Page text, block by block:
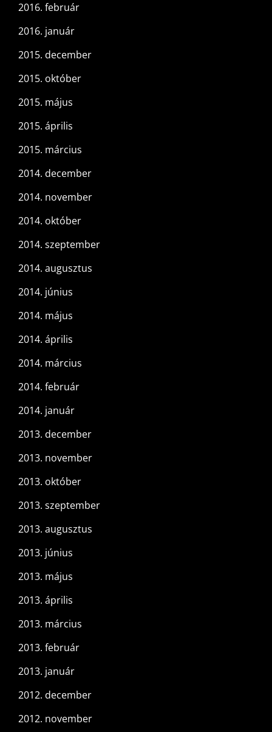
2016. február
2016. január
2015. december
2015. október
2015. május
2015. április
2015. március
2014. december
2014. november
2014. október
2014. szeptember
2014. augusztus
2014. június
2014. május
2014. április
2014. március
2014. február
2014. január
2013. december
2013. november
2013. október
2013. szeptember
2013. augusztus
2013. június
2013. május
2013. április
2013. március
2013. február
2013. január
2012. december
2012. november